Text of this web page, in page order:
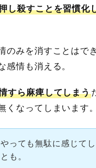
し殺すことを習慣化
のみを消すことはで
感情も消える。
すら麻痺してしまう
くなってしまいます。
っても無駄に感じてし
も。